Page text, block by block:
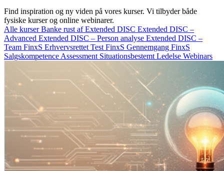
Find inspiration og ny viden på vores kurser. Vi tilbyder både
fysiske kurser og online webinarer.
Alle kurserBanke rust afExtended DISC Extended DISC –
Advanced Extended DISC – Person analyse Extended DISC –
Team FinxS Erhvervsrettet Test FinxS Gennemgang FinxS
Salgskompetence Assessment Situationsbestemt Ledelse Webinars